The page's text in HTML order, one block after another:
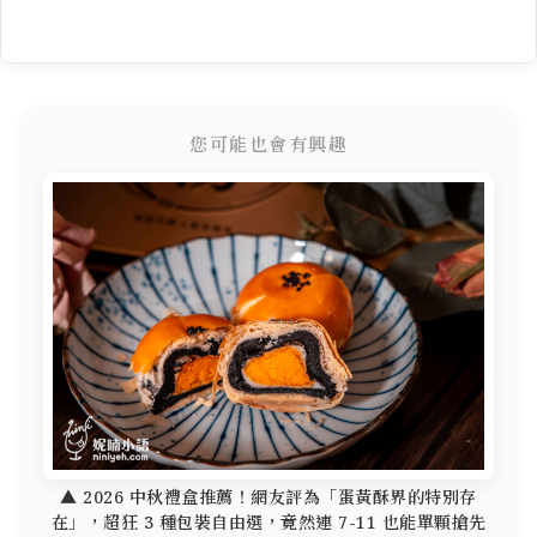
您可能也會有興趣
▲ 2026 中秋禮盒推薦！網友評為「蛋黃酥界的特別存
在」，超狂 3 種包裝自由選，竟然連 7-11 也能單顆搶先